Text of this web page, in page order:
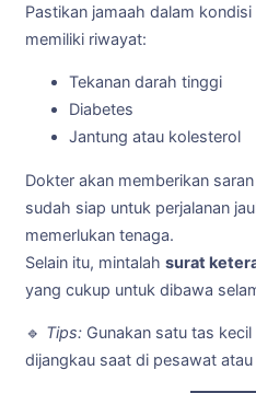
Pastikan jamaah dalam
memiliki riwayat:
Tekanan darah tinggi
Diabetes
Jantung atau kolesterol
Dokter akan memberikan
sudah siap untuk perjalanan
memerlukan tenaga.
Selain itu, mintalah surat
yang cukup untuk dibawa
🔹 Tips: Gunakan satu tas
dijangkau saat di pesawat